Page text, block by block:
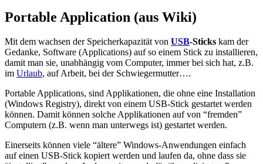
Portable Application (aus Wiki)
Mit dem wachsen der Speicherkapazität von USB-Sticks kam der
Gedanke, Software (Applications) auf so einem Stick zu installieren,
damit man sie, unabhängig vom Computer, immer bei sich hat, z.B.
im Urlaub, auf Arbeit, bei der Schwiegermutter….
Portable Applications, sind Applikationen, die ohne eine Installation
(Windows Registry), direkt von einem USB-Stick gestartet werden
können. Damit können solche Applikationen auf von “fremden”
Computern (z.B. wenn man unterwegs ist) gestartet werden.
Einerseits können viele “ältere” Windows-Anwendungen einfach
auf einen USB-Stick kopiert werden und laufen da, ohne dass sie